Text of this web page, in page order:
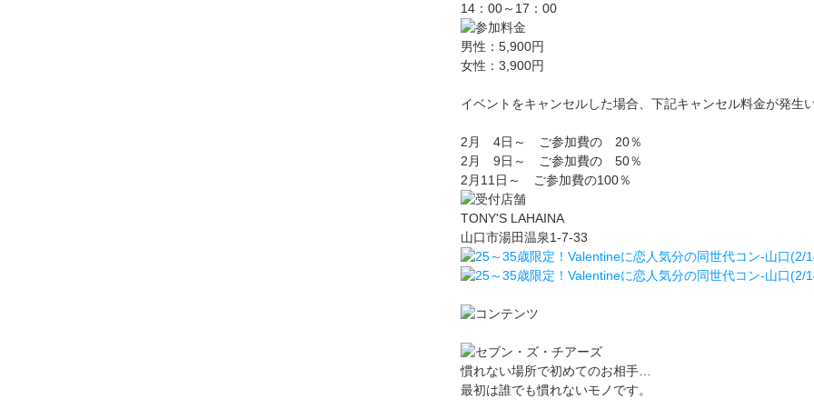
14：00～17：00
男性：5,900円
女性：3,900円
イベントをキャンセルした場合、下記キャンセル料金が発生
2月 4日～ ご参加費の 20％
2月 9日～ ご参加費の 50％
2月11日～ ご参加費の100％
TONY'S LAHAINA
山口市湯田温泉1-7-33
慣れない場所で初めてのお相手…
最初は誰でも慣れないモノです。